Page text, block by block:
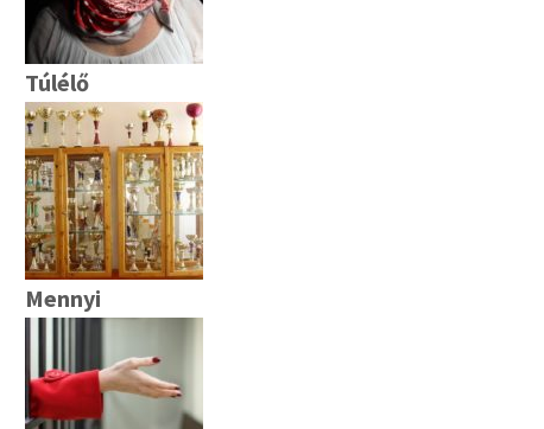
Túlélő
Mennyi